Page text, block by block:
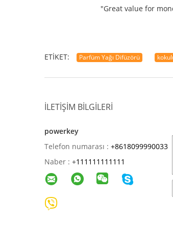
"Great value for
ETIKET: Parfüm Yağı Difüzörü
İLETIŞIM BILGILERI
powerkey
Telefon numarası : +8618099990033
Naber : +111111111111